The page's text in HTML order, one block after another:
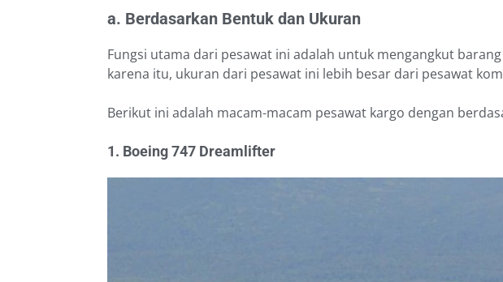
a. Berdasarkan Bentuk dan Ukuran
Fungsi utama dari pesawat ini adalah untuk mengangkut
karena itu, ukuran dari pesawat ini lebih besar dari pesawat
Berikut ini adalah macam-macam pesawat kargo dengan
1. Boeing 747 Dreamlifter